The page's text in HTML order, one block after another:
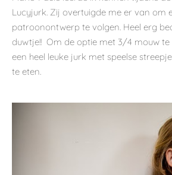
Lucyjurk. Zij overtuigde me er van om
patroonontwerp te volgen. Heel erg
duwtje!! Om de optie met 3/4 mouw
een heel leuke jurk met speelse
te eten.